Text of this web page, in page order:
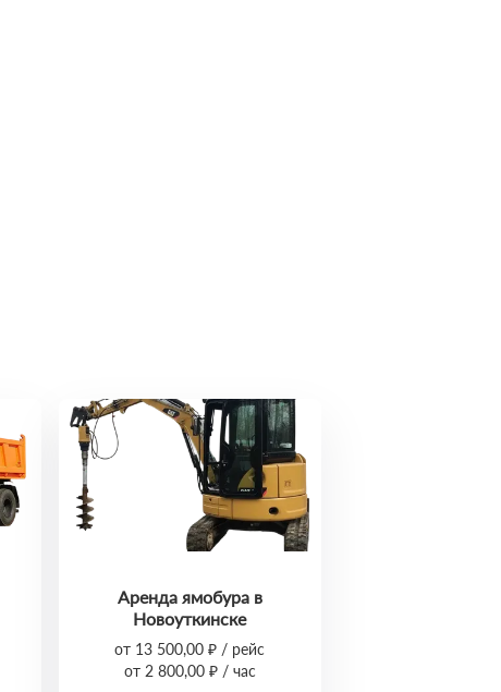
Аренда ямобура в
Новоуткинске
от 13 500,00 ₽ / рейс
от 2 800,00 ₽ / час